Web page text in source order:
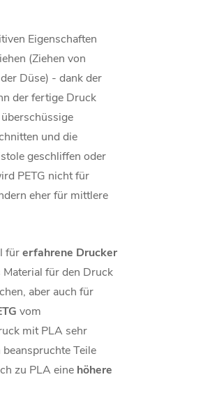
Eigenschaften
(Ziehen von
Düse) - dank der
der fertige Druck
und die
geschliffen oder
PETG nicht für
eher für mittlere
fürerfahrene Drucker
für den Druck
aber auch für
vom
mit PLA sehr
Teile
zu PLA eine höhere